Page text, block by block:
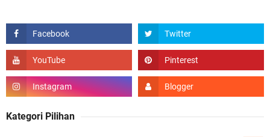
Kategori Pilihan